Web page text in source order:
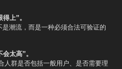
上”。
潮流，而是一种必须合法可验证的
太高”。
群是否包括一般用户、是否需要理